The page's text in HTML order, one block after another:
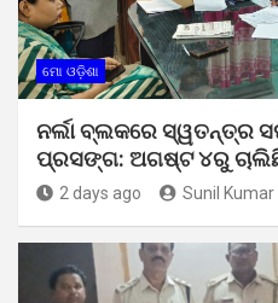
ମୋ ଓଡ଼ିଶା
ନର୍ଲା ବ୍ଲକରେ ସ୍ୱତନ୍ତ୍ର
ପ୍ରସଙ୍ଗ: ଅଗଷ୍ଟ ୪ରୁ
2 days ago Sunil